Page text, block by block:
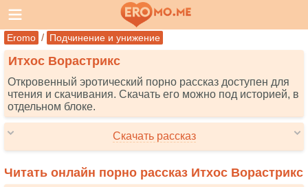
Eromo / Подчинение и унижение
Итхос Ворастрикс
Откровенный эротический порно рассказ доступен для
чтения и скачивания. Скачать его можно под историей, в
отдельном блоке.
Скачать рассказ
Читать онлайн порно рассказ Итхос Ворастрикс